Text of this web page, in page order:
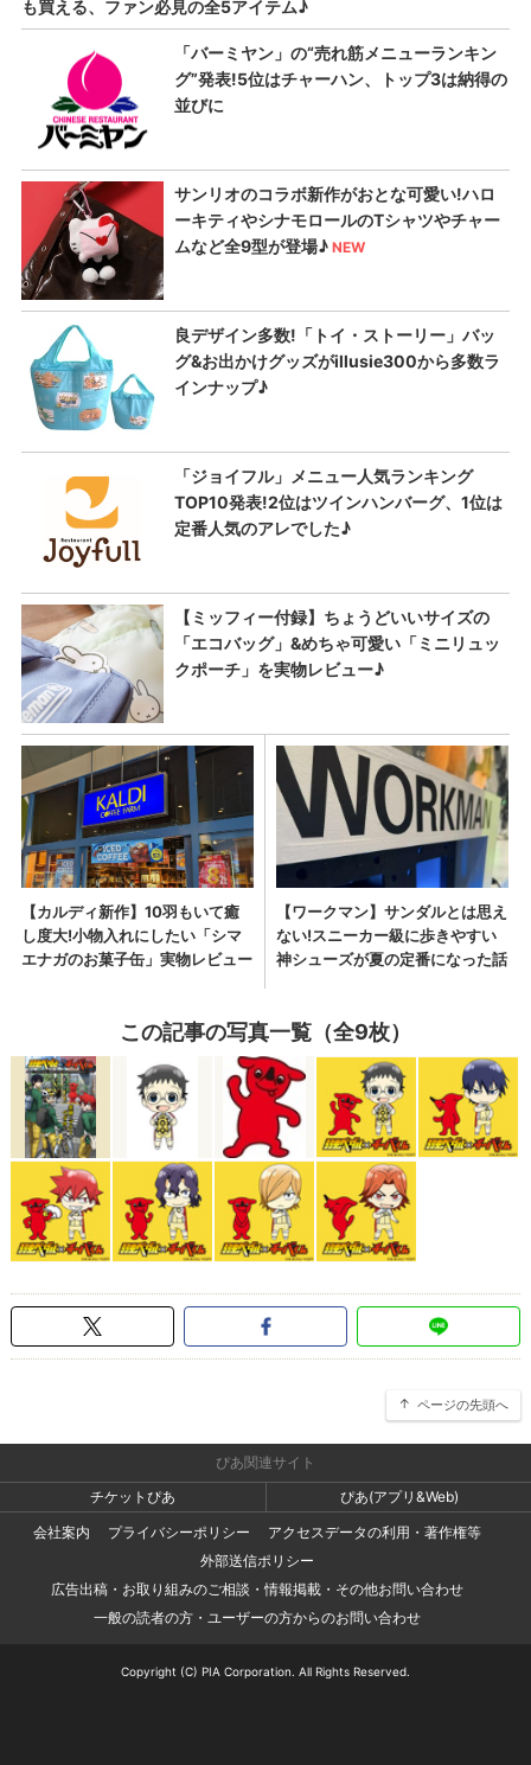
この記事の写真一覧（全9枚）
ページの先頭へ
ぴあ関連サイト
チケットぴあ
ぴあ(アプリ&Web)
会社案内
プライバシーポリシー
アクセスデータの利用・著作権等
外部送信ポリシー
広告出稿・お取り組みのご相談・情報掲載・その他お問い合わせ
一般の読者の方・ユーザーの方からのお問い合わせ
Copyright (C) PIA Corporation. All Rights Reserved.